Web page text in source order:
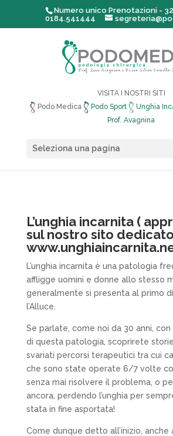
Numero unico Prenotazioni -
0184.541444
VISITA I NOSTRI SITI
Podo Medica
Podo Sport Unghia
Prof. Avagnina
Seleziona una pagina
L’unghia incarnita (
sul nostro sito dedicato
L’unghia incarnita è una patologia
affligge uomini e donne allo stesso
generalmente si presenta al primo
l’Alluce.
Se parlate, come noi da 30 anni,
di questa patologia, scoprirete
svariati percorsi terapeutici tra cui
che sono state operate 6/7 volte
senza mai risolvere il problema, o
ancora, perdendo l’unghia per
stata in fine asportata!
Come dunque detto all’inizio, anche